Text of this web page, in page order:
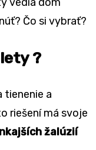
Čo si vybrať?
?
tienenie a
riešení má svoje
žalúzií